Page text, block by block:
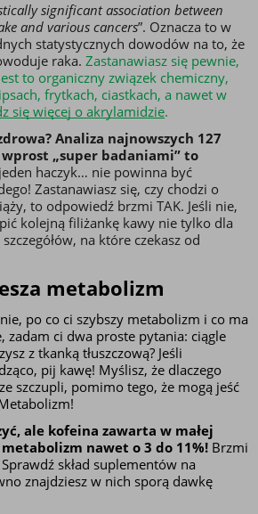
significant association between
and various cancers”. Oznacza to w
statystycznych dowodów na to, że
raka. Zastanawiasz się pewnie,
to organiczny związek chemiczny,
frytkach, ciastkach, a nawet w
się więcej o akrylamidzie.
Analiza najnowszych 127
„super badaniami” to
haczyk… nie powinna być
Zastanawiasz się, czy chodzi o
to odpowiedź brzmi TAK. Jeśli nie,
kolejną filiżankę kawy nie tylko dla
na które czekasz od
metabolizm
po co ci szybszy metabolizm i co ma
zadam ci dwa proste pytania: ciągle
z tkanką tłuszczową? Jeśli
pij kawę! Myślisz, że dlaczego
szczupli, pomimo tego, że mogą jeść
ale kofeina zawarta w małej
nawet o 3 do 11%! Brzmi
skład suplementów na
znajdziesz w nich sporą dawkę